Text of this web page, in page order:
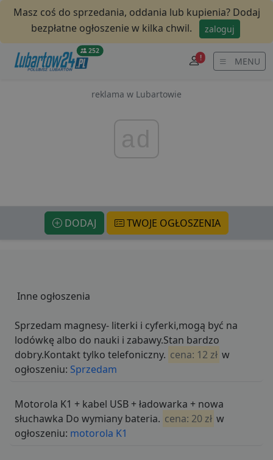
Masz coś do sprzedania, oddania lub kupienia? Dodaj
bezpłatne ogłoszenie w kilka chwil.
zaloguj
252
! MENU
reklama w Lubartowie
DODAJ TWOJE OGŁOSZENIA
Inne ogłoszenia
Sprzedam magnesy- literki i cyferki,mogą być na
lodówkę albo do nauki i zabawy.Stan bardzo
dobry.Kontakt tylko telefoniczny. cena: 12 zł w
ogłoszeniu: Sprzedam
Motorola K1 + kabel USB + ładowarka + nowa
słuchawka Do wymiany bateria. cena: 20 zł w
ogłoszeniu: motorola K1